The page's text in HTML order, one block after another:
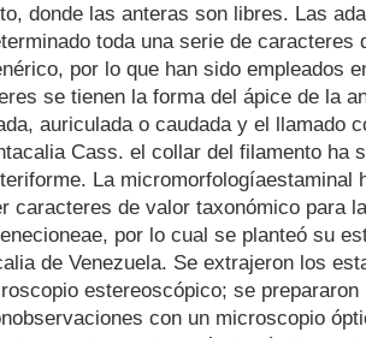
donde las anteras son libres. Las
toda una serie de caracteres
por lo que han sido empleados
se tienen la forma del ápice de la
auriculada o caudada y el llamado
Cass. el collar del filamento ha
La micromorfologíaestaminal
caracteres de valor taxonómico para
por lo cual se planteó su
de Venezuela. Se extrajeron los
estereoscópico; se
con un microscopio